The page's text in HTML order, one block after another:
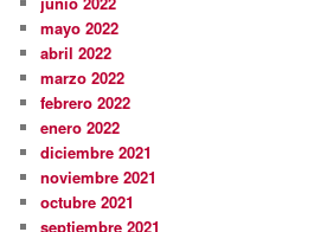
mayo 2022
abril 2022
marzo 2022
febrero 2022
enero 2022
diciembre 2021
noviembre 2021
octubre 2021
septiembre 2021